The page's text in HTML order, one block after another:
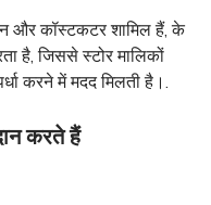
और कॉस्टकटर शामिल हैं, के
है, जिससे स्टोर मालिकों
करने में मदद मिलती है।.
करते हैं